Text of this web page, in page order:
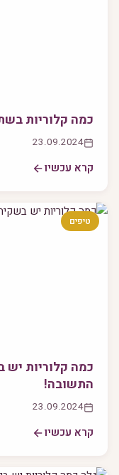
כמה קלוריות
23.09.2024
קרא עכשיו
טיפים
כמה קלוריות יש
התשובה!
23.09.2024
קרא עכשיו